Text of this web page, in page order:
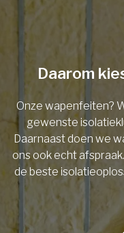
Telefoonnummer
Vorige
Daarom
Onze wapenfeiten?
gewenste
Daarnaast doen we
ons ook echt
de beste